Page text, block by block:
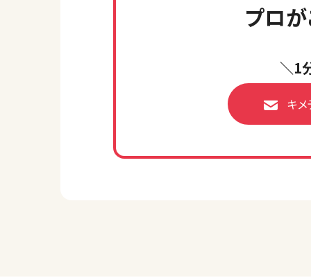
プロが
＼1
キ